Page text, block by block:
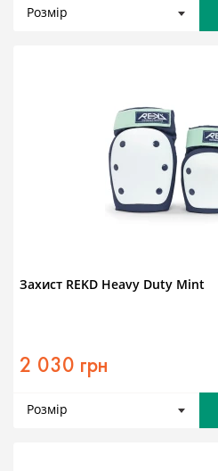
Розмір
Захист REKD Heavy Duty Mint
2 030 грн
Розмір